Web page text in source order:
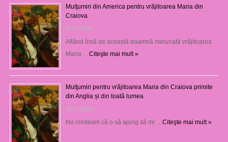
Mulţumiri din America pentru vrăjitoarea Maria din
Craiova
31/07/2026
Aflând însă de această doamnă minunată vrăjitoarea
Maria … Citeşte mai mult »
Mulţumiri pentru vrăjitoarea Maria din Craiova primite
din Anglia și din toată lumea
29/07/2026
Nu credeam că o să ajung să mi … Citeşte mai mult »